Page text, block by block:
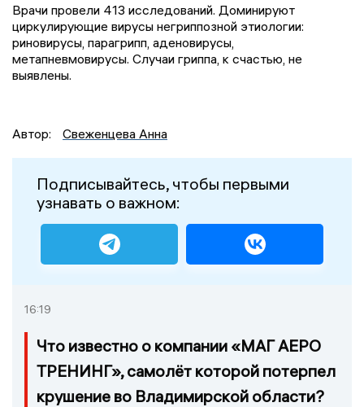
Врачи провели 413 исследований. Доминируют
циркулирующие вирусы негриппозной этиологии:
риновирусы, парагрипп, аденовирусы,
метапневмовирусы. Случаи гриппа, к счастью, не
выявлены.
Автор: Свеженцева Анна
Подписывайтесь, чтобы первыми
узнавать о важном:
16:19
Что известно о компании «МАГ АЕРО
ТРЕНИНГ», самолёт которой потерпел
крушение во Владимирской области?